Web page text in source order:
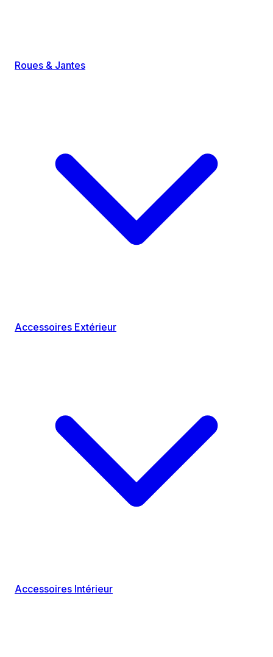
Roues & Jantes
Accessoires Extérieur
Accessoires Intérieur